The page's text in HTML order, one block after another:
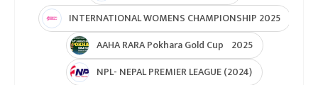
INTERNATIONAL WOMENS CHAMPIONSHIP 2025
AAHA RARA Pokhara Gold Cup 2025
NPL- NEPAL PREMIER LEAGUE (2024)